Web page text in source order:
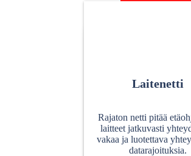
Laitenetti
Rajaton netti pitää
laitteet jatkuvasti
vakaa ja luotettava
datarajoituksia.